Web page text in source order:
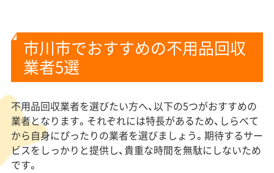
市川市でおすすめの不用品回収
業者5選
不用品回収業者を選びたい方へ、以下の5つがおすすめの
業者となります。それぞれには特長があるため、しらべて
から自身にぴったりの業者を選びましょう。期待するサー
ビスをしっかりと提供し、貴重な時間を無駄にしないため
です。